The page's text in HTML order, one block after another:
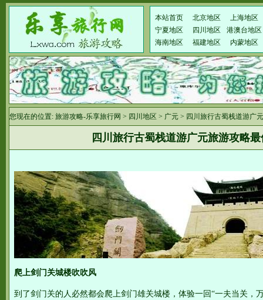
本站首页 北京地区
上海地区
宁夏地区
四川地区
港澳台地区
海南地区
福建地区 内蒙地区
您现在的位置: 旅游攻略-乐享旅行网 > 四川地区 > 广元 > 四川旅行古蜀栈道游广
四川旅行古蜀栈道游广元旅游攻略
爬上剑门关城楼吹吹风
到了剑门关的人必然都会爬上剑门雄关城楼，体验一回“一夫当关，